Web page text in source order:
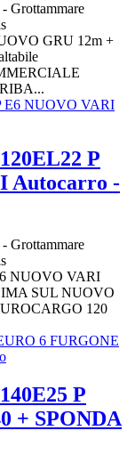
- Grottammare
GRU 12m +
P
Autocarro -
- Grottammare
NUOVO VARI
SUL NUOVO
120
P
+ SPONDA